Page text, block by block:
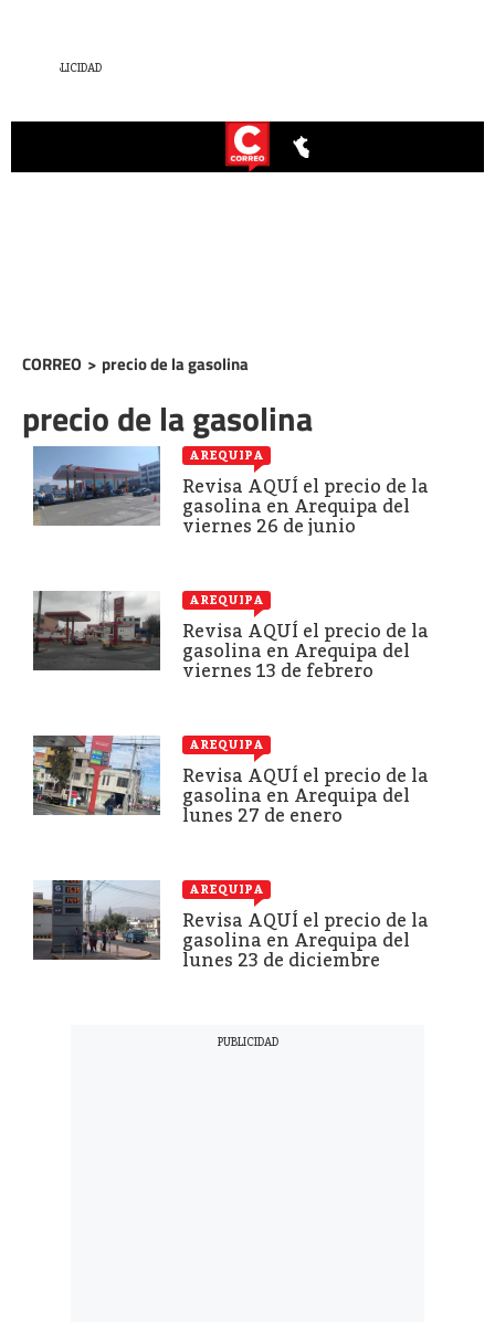
CORREO > precio de la gasolina
precio de la gasolina
AREQUIPA
Revisa AQUÍ el precio de la
gasolina en Arequipa del
viernes 26 de junio
AREQUIPA
Revisa AQUÍ el precio de la
gasolina en Arequipa del
viernes 13 de febrero
AREQUIPA
Revisa AQUÍ el precio de la
gasolina en Arequipa del
lunes 27 de enero
AREQUIPA
Revisa AQUÍ el precio de la
gasolina en Arequipa del
lunes 23 de diciembre